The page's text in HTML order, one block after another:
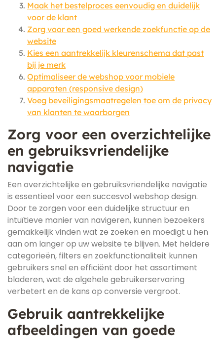
Maak het bestelproces eenvoudig en duidelijk
voor de klant
Zorg voor een goed werkende zoekfunctie op de
website
Kies een aantrekkelijk kleurenschema dat past
bij je merk
Optimaliseer de webshop voor mobiele
apparaten (responsive design)
Voeg beveiligingsmaatregelen toe om de privacy
van klanten te waarborgen
Zorg voor een overzichtelijke
en gebruiksvriendelijke
navigatie
Een overzichtelijke en gebruiksvriendelijke navigatie
is essentieel voor een succesvol webshop design.
Door te zorgen voor een duidelijke structuur en
intuïtieve manier van navigeren, kunnen bezoekers
gemakkelijk vinden wat ze zoeken en moedigt u hen
aan om langer op uw website te blijven. Met heldere
categorieën, filters en zoekfunctionaliteit kunnen
gebruikers snel en efficiënt door het assortiment
bladeren, wat de algehele gebruikerservaring
verbetert en de kans op conversie vergroot.
Gebruik aantrekkelijke
afbeeldingen van goede